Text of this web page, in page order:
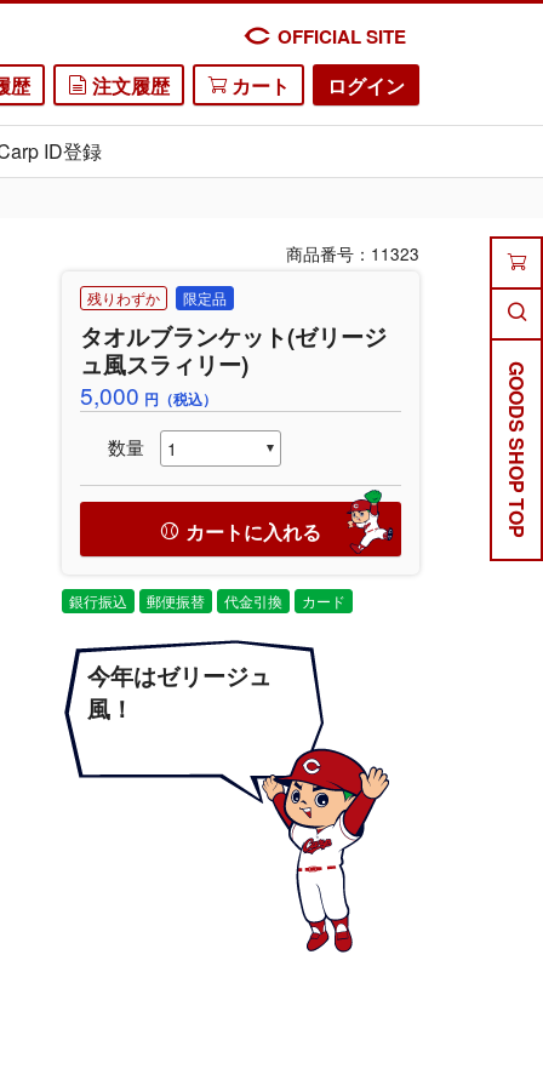
OFFICIAL SITE
歴 注文履歴 カート ログイン
ID登録
GOODS SHOP TOP
商品番号：11323
残りわずか 限定品
タオルブランケット(ゼリージ
ュ風スラィリー)
5,000 円（税込）
数量
カートに入れる
銀行振込 郵便振替 代金引換 カード
今年はゼリージュ
風！